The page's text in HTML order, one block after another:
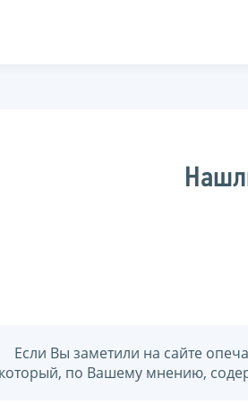
Если Вы заметили на сайте
который, по Вашему мнению,